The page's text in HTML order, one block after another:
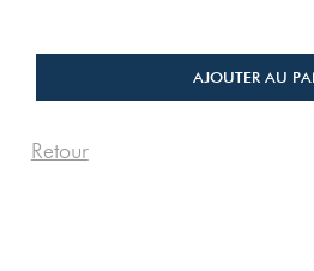
AJOUTER AU
Retour